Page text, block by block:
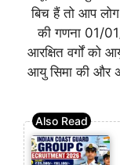
बिच हैं तो आप
की गणना 01/
आरक्षित वर्गों को
आयु सिमा की और